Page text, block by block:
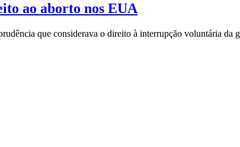
ao aborto nos EUA
que considerava o direito à interrupção voluntária da